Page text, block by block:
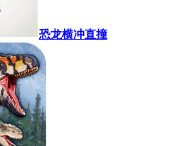
恐龙横冲直撞